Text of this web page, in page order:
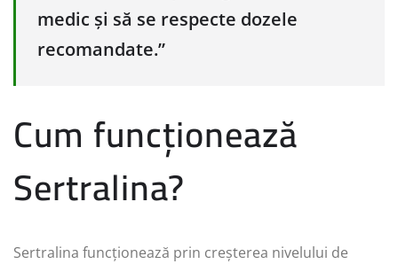
medic și să se respecte dozele
recomandate.”
Cum funcționează
Sertralina?
Sertralina funcționează prin creșterea nivelului de